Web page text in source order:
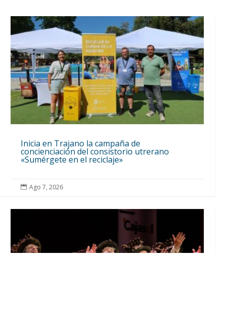
Inicia en Trajano la campaña de
concienciación del consistorio utrerano
«Sumérgete en el reciclaje»
 Ago 7, 2026